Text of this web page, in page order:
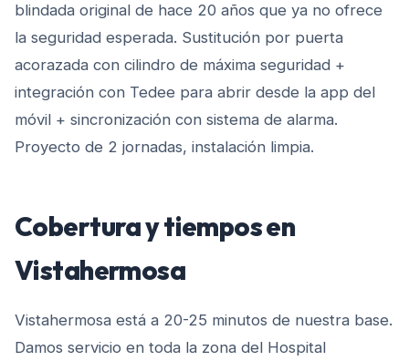
blindada original de hace 20 años que ya no ofrece
la seguridad esperada. Sustitución por puerta
acorazada con cilindro de máxima seguridad +
integración con Tedee para abrir desde la app del
móvil + sincronización con sistema de alarma.
Proyecto de 2 jornadas, instalación limpia.
Cobertura y tiempos en
Vistahermosa
Vistahermosa está a 20-25 minutos de nuestra base.
Damos servicio en toda la zona del Hospital